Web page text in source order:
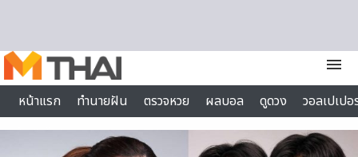
menu
หน้าแรก
ทำนายฝัน ตรวจหวย ผลบอล ดูดวง
วอลเปเป
ไลฟ์สไตล์